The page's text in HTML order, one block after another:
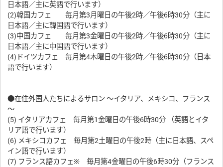
日本語／主に英語で行います）
(2)韓国カフェ 毎月第3月曜日の午後2時／午後6時30分（主に
日本語／主に韓国語で行います）
(3)中国カフェ 毎月第3金曜日の午後2時／午後6時30分（主に
日本語／主に中国語で行います）
(4)ドイツカフェ 毎月第4木曜日の午後2時／午後6時30分（日本
語で行います）
●在住外国人たちによるサロン ～イタリア、メキシコ、フランス
～
(5) イタリアカフェ 毎月第1金曜日の午後6時30分 （英語とイタ
リア語で行います）
(6) メキシコカフェ 毎月第2土曜日の午後2時（主に日本語、スペ
イン語で行います）
(7) フランス語カフェ※ 毎月第4金曜日の午後6時30分（フランス